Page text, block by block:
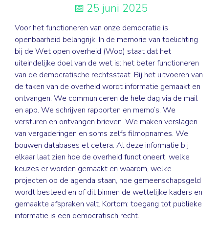
25 juni 2025
Voor het functioneren van onze democratie is
openbaarheid belangrijk. In de memorie van toelichting
bij de Wet open overheid (Woo) staat dat het
uiteindelijke doel van de wet is: het beter functioneren
van de democratische rechtsstaat. Bij het uitvoeren van
de taken van de overheid wordt informatie gemaakt en
ontvangen. We communiceren de hele dag via de mail
en app. We schrijven rapporten en memo’s. We
versturen en ontvangen brieven. We maken verslagen
van vergaderingen en soms zelfs filmopnames. We
bouwen databases et cetera. Al deze informatie bij
elkaar laat zien hoe de overheid functioneert, welke
keuzes er worden gemaakt en waarom, welke
projecten op de agenda staan, hoe gemeenschapsgeld
wordt besteed en of dit binnen de wettelijke kaders en
gemaakte afspraken valt. Kortom: toegang tot publieke
informatie is een democratisch recht.